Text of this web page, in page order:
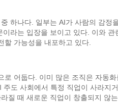
하나다. 일부는 AI가 사람의 감정
라는 입장을 보이고 있다. 이와 관
가능성을 내포하고 있다.
어둡다. 이미 많은 조직은 자동
도 사회에서 특정 직업이 사라지
질 때 새로운 직업이 창출되지 않